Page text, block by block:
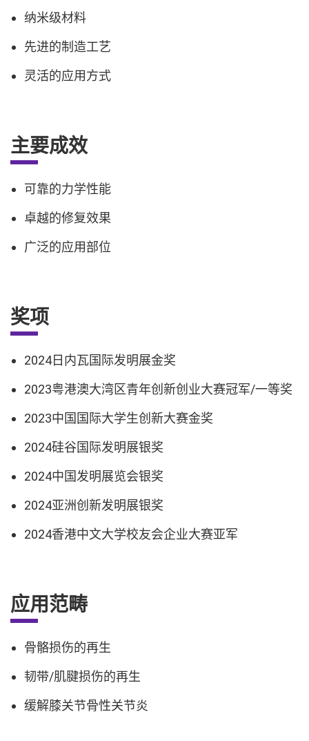
纳米级材料
先进的制造工艺
灵活的应用方式
主要成效
可靠的力学性能
卓越的修复效果
广泛的应用部位
奖项
2024日内瓦国际发明展金奖
2023粤港澳大湾区青年创新创业大赛冠军/一等奖
2023中国国际大学生创新大赛金奖
2024硅谷国际发明展银奖
2024中国发明展览会银奖
2024亚洲创新发明展银奖
2024香港中文大学校友会企业大赛亚军
应用范畴
骨骼损伤的再生
韧带/肌腱损伤的再生
缓解膝关节骨性关节炎